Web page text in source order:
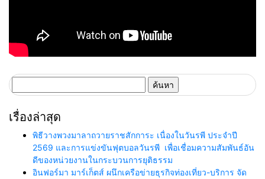
สำหรับ:
เรื่องล่าสุด
พิธีวางพวงมาลาถวายราชสักการะ เนื่องในวันรพี ประจำปี
2569 และการแข่งขันฟุตบอลวันรพี เพื่อเชื่อมความสัมพันธ์อัน
ดีของหน่วยงานในกระบวนการยุติธรรม
อินฟอร์มา มาร์เก็ตส์ ผนึกเครือข่ายธุรกิจท่องเที่ยว-บริการ จัด